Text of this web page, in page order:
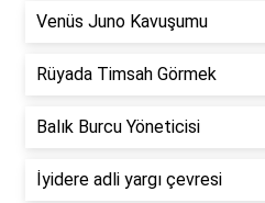
Venüs Juno Kavuşumu
Rüyada Timsah Görmek
Balık Burcu Yöneticisi
İyidere adli yargı çevresi